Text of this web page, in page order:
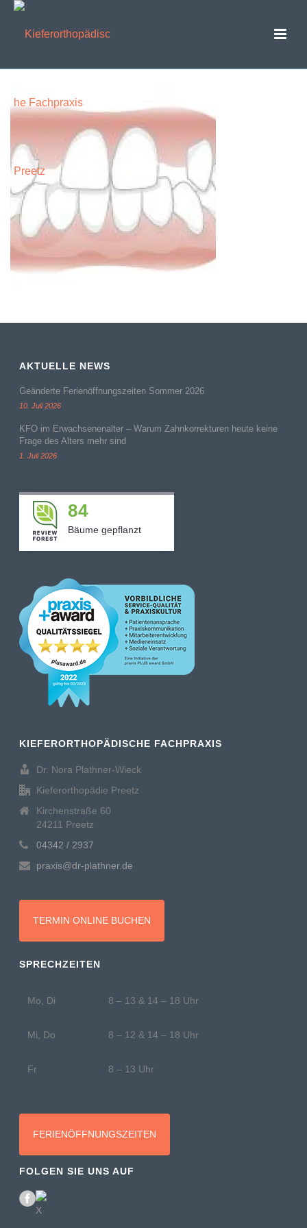
AKTUELLE NEWS
Geänderte Ferienöffnungszeiten Sommer 2026
10. Juli 2026
KFO im Erwachsenenalter – Warum Zahnkorrekturen heute keine
Frage des Alters mehr sind
1. Juli 2026
84
Bäume gepflanzt
KIEFERORTHOPÄDISCHE FACHPRAXIS
Dr. Nora Plathner-Wieck
Kieferorthopädie Preetz
Kirchenstraße 60
24211 Preetz
04342 / 2937
praxis@dr-plathner.de
TERMIN ONLINE BUCHEN
SPRECHZEITEN
Mo, Di 8 – 13 & 14 – 18 Uhr
Mi, Do 8 – 12 & 14 – 18 Uhr
Fr 8 – 13 Uhr
FERIENÖFFNUNGSZEITEN
FOLGEN SIE UNS AUF